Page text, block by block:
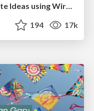
Easily Structure & Communicate Ideas using Wireframe
194 17k